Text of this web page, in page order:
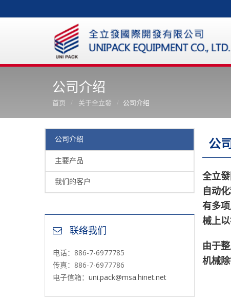
公司介绍
首页 关于全立發 公司介绍
公司介绍
主要产品
我们的客户
联络我们
电话：886-7-6977785
传真：886-7-6977786
电子信箱： uni.pack@msa.hinet.net
公
全立
自动
有多
械上以
由于
机械